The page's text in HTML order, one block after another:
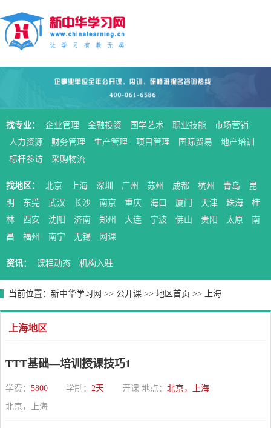
找专业： 企业管理 金融投资 国学艺术 职业技能
市场营销
人力资源
财务管理 生产管理 项目管理 国际贸易
地产培训
标杆参访
采购物流
找地区： 北京 上海 深圳 广州 苏州 成都 杭州 青岛
昆
明
东莞 武汉 长沙 南京 重庆 海口 厦门 天津 珠海
桂
林
西安 沈阳 济南 郑州 大连 宁波 佛山 贵阳 太原
南
昌
福州 南宁 无锡 网课
资讯： 课程动态 机构入驻
当前位置： 新中华学习网 >> 公开课 >> 地区首页 >> 上海
上海地区
TTT基础—培训授课技巧1
学费： 5800 学制： 2天 开课 地点： 北京，上海
北京，上海